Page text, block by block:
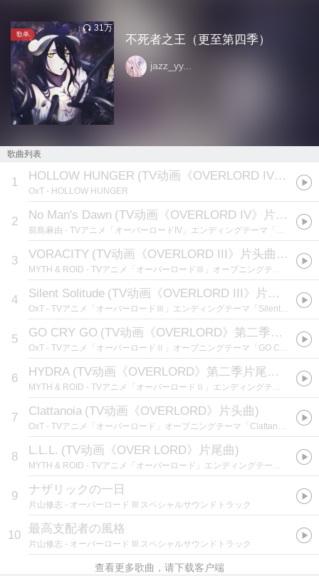
歌单
31万
不死者之王（更至第四季）
jazz_yy...
歌曲列表
1 HOLLOW HUNGER (TV动画《OVERLORD IV》片头曲
OxT - HOLLOW HUNGER
2 No Man's Dawn (TV动画《OVERLORD IV》片尾曲 )
前島麻由 - TVアニメ「オーバーロードIV」エンディングテーマ「No Man's Dawn」 歌：前島麻由
3 VORACITY (TV动画《OVERLORD III》片头曲:TVアニメ「オーバーロードIII」OPテーマ
MYTH & ROID - TVアニメ「オーバーロードⅢ」オープニングテーマ「VORACITY」 ※読み：VORACITY=ヴォラシティ 歌：MYTH ＆ ROID
4 Silent Solitude (TV动画《OVERLORD III》片尾曲
OxT - TVアニメ「オーバーロードⅢ」エンディングテーマ「Silent Solitude」 歌：OxT
5 GO CRY GO (TV动画《OVERLORD》第二季片头曲 )
OxT - TVアニメ「オーバーロードⅡ」オープニングテーマ「GO CRY GO」【通常盤】 歌：OxT
6 HYDRA (TV动画《OVERLORD》第二季片尾曲:TVアニメ「オーバーロードII」EDテーマ
MYTH & ROID - TVアニメ「オーバーロードⅡ」エンディングテーマ「HYDRA」【通常盤】 歌：MYTH ＆ ROID
7 Clattanoia (TV动画《OVERLORD》片头曲)
OxT - TVアニメ「オーバーロード」オープニングテーマ「Clattanoia（クラタノイア）」 歌：OxT（オクト）（オーイシマサヨシ × Tom-H@ck）
8 L.L.L. (TV动画《OVER LORD》片尾曲)
MYTH & ROID - TVアニメ「オーバーロード」エンディングテーマ「L.L.L.（エルエルエル）」 歌：MYTH & ROID（ミスアンドロイド）
9 ナザリックの一日
片山修志 - オーバーロード III スペシャルサウンドトラック
10 最高支配者の風格
片山修志 - オーバーロード III スペシャルサウンドトラック
查看更多歌曲，请下载客户端